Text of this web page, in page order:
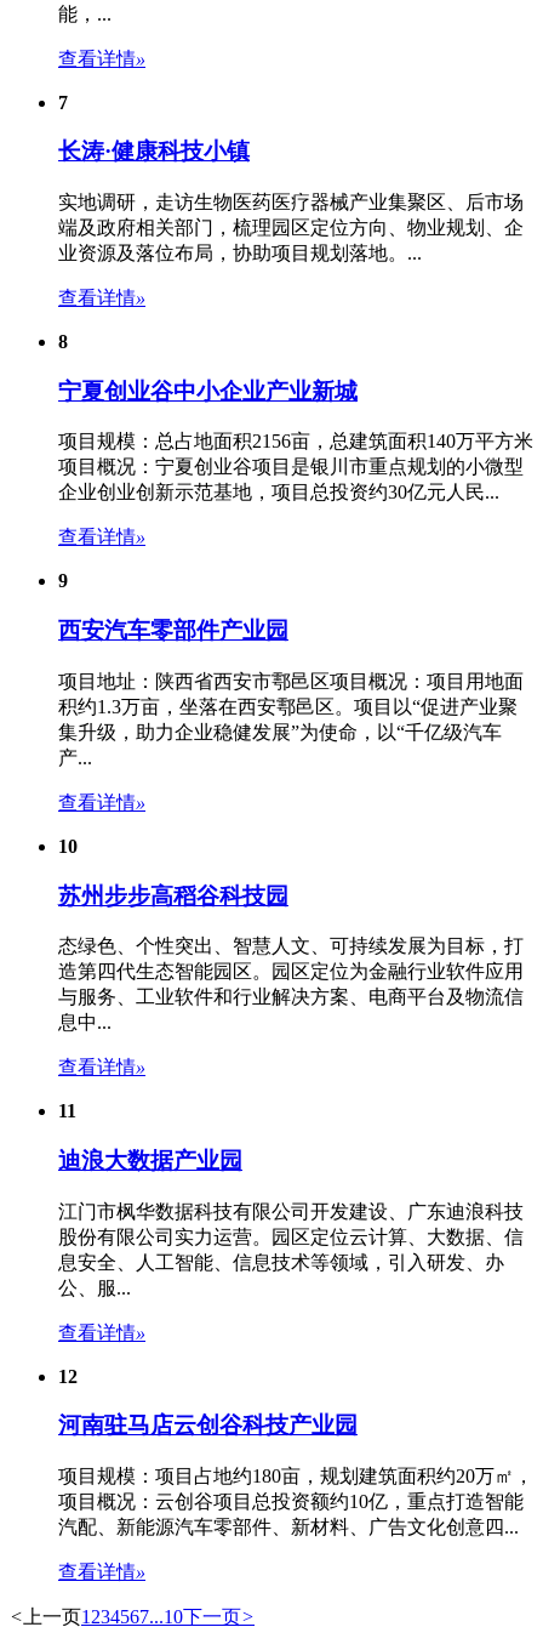
能，...
查看详情»
7
长涛·健康科技小镇
实地调研，走访生物医药医疗器械产业集聚区、后市场
端及政府相关部门，梳理园区定位方向、物业规划、企
业资源及落位布局，协助项目规划落地。...
查看详情»
8
宁夏创业谷中小企业产业新城
项目规模：总占地面积2156亩，总建筑面积140万平方米
项目概况：宁夏创业谷项目是银川市重点规划的小微型
企业创业创新示范基地，项目总投资约30亿元人民...
查看详情»
9
西安汽车零部件产业园
项目地址：陕西省西安市鄠邑区项目概况：项目用地面
积约1.3万亩，坐落在西安鄠邑区。项目以“促进产业聚
集升级，助力企业稳健发展”为使命，以“千亿级汽车
产...
查看详情»
10
苏州步步高稻谷科技园
态绿色、个性突出、智慧人文、可持续发展为目标，打
造第四代生态智能园区。
园区定位为金融行业软件应用
与服务、工业软件和行业解决方案、电商平台及物流信
息中...
查看详情»
11
迪浪大数据产业园
江门市枫华数据科技有限公司开发建设、广东迪浪科技
股份有限公司实力运营。
园区定位云计算、大数据、信
息安全、人工智能、信息技术等领域，引入研发、办
公、服...
查看详情»
12
河南驻马店云创谷科技产业园
项目规模：项目占地约180亩，规划建筑面积约20万㎡，
项目概况：云创谷项目总投资额约10亿，重点打造智能
汽配、新能源汽车零部件、新材料、广告文化创意四...
查看详情»
< 上一页1 234567...10下一页>